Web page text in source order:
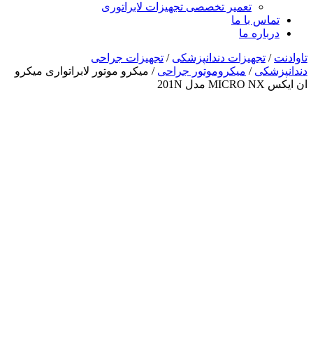
تعمیر تخصصی تجهیزات لابراتوری
تماس با ما
درباره ما
تاوادنت / تجهیزات دندانپزشکی / تجهیزات جراحی
دندانپزشکی / میکروموتور جراحی / میکرو موتور لابراتواری میکرو
ان ایکس MICRO NX مدل 201N